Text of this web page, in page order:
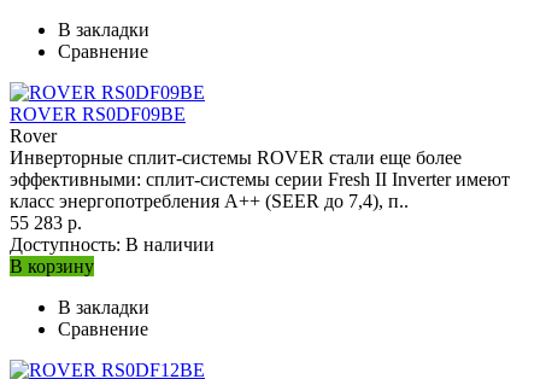
В закладки
Сравнение
ROVER RS0DF09BE
Rover
Инверторные сплит-системы ROVER стали еще более
эффективными: сплит-системы серии Fresh II Inverter имеют
класс энергопотребления A++ (SEER до 7,4), п..
55 283 р.
Доступность: В наличии
В корзину
В закладки
Сравнение